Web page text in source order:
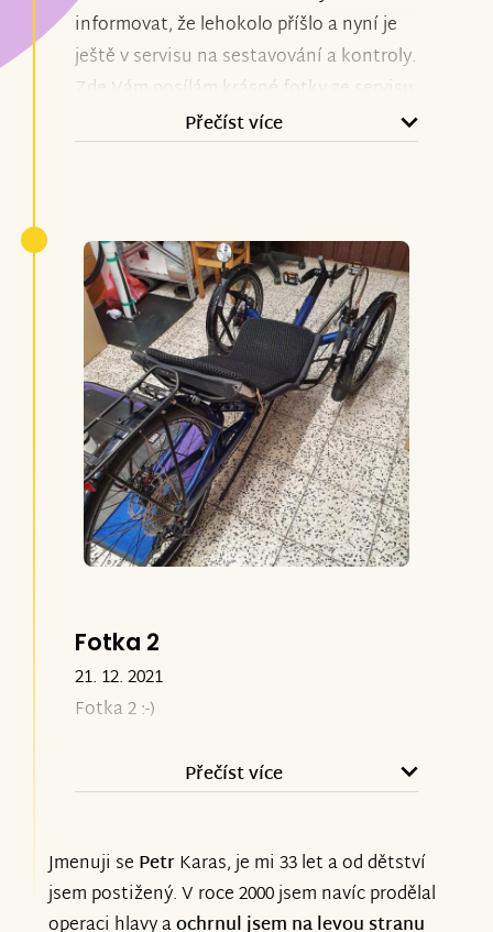
informovat, že lehokolo příšlo a nyní je
ještě v servisu na sestavování a kontroly.
Zde Vám posílám krásné fotky ze servisu
a hlavní fotka i se mnou by byli do konce
vážím. Jinak Vám přeji předem krásný
Vánoční svátky a šťastný Nový rok, plné
lásky a zdravíčka.
S pozdravem
Petr Karas
Přečíst více
Fotka 2
21. 12. 2021
Fotka 2 :-)
Přečíst více
Jmenuji se PetrKaras, je mi 33 let a od dětství
jsem postižený. V roce 2000 jsem navíc prodělal
operaci hlavy aochrnul jsem na levou stranu